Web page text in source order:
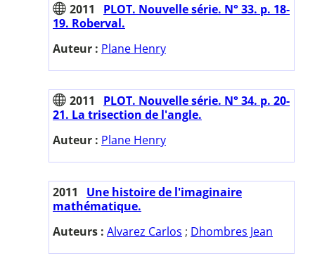
2011
PLOT. Nouvelle série. N° 33. p. 18-
19. Roberval.
Auteur : Plane Henry
2011
PLOT. Nouvelle série. N° 34. p. 20-
21. La trisection de l'angle.
Auteur : Plane Henry
2011
Une histoire de l'imaginaire
mathématique.
Auteurs : Alvarez Carlos ; Dhombres Jean